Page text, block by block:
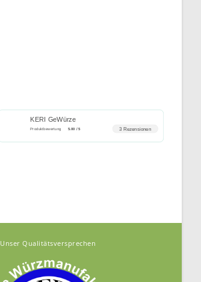
KERI GeWürze
Produktbewertung 5.00 / 5 3 Rezensionen
Unser Qualitätsversprechen